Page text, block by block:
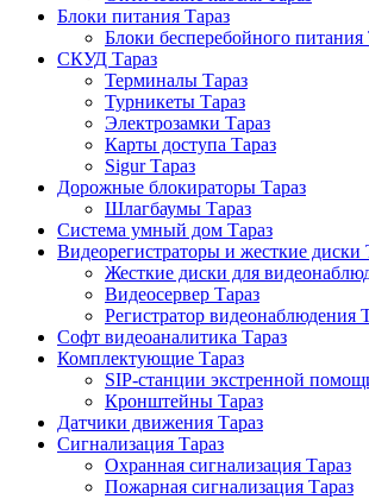
Блоки питания Тараз
Блоки бесперебойного питания
СКУД Тараз
Терминалы Тараз
Турникеты Тараз
Электрозамки Тараз
Карты доступа Тараз
Sigur Тараз
Дорожные блокираторы Тараз
Шлагбаумы Тараз
Система умный дом Тараз
Видеорегистраторы и жесткие диски
Жесткие диски для
Видеосервер Тараз
Регистратор видеонаблюдения
Софт видеоаналитика Тараз
Комплектующие Тараз
SIP-станции экстренной
Кронштейны Тараз
Датчики движения Тараз
Сигнализация Тараз
Охранная сигнализация Тараз
Пожарная сигнализация Тараз